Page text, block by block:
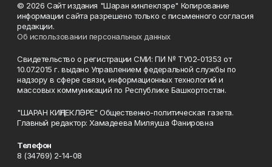
© 2026 Сайт издания "Шаран кинлеклэре" Копирование
информации сайта разрешено только с письменного согласия
редакции.
Об использовании персональных данных
Свидетельство о регистрации СМИ: ПИ № ТУ02-01353 от
10.07.2015 г. выдано Управлением федеральной службы по
надзору в сфере связи, информационных технологий и
массовых коммуникаций по Республике Башкортостан.
"ШАРАН КИҢЛЕКЛӘРЕ" Общественно-политическая газета.
Главный редактор: Хамадеева Миляуша Фанировна
Телефон
8 (34769) 2-14-08